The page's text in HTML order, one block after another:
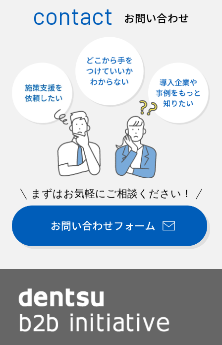
contact お問い合わせ
まずはお気軽にご相談ください！